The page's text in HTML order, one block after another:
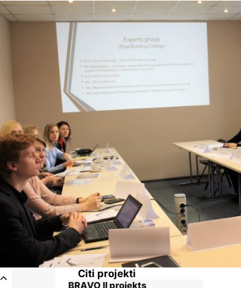
+1 Citi projekti
BRAVO II projekts